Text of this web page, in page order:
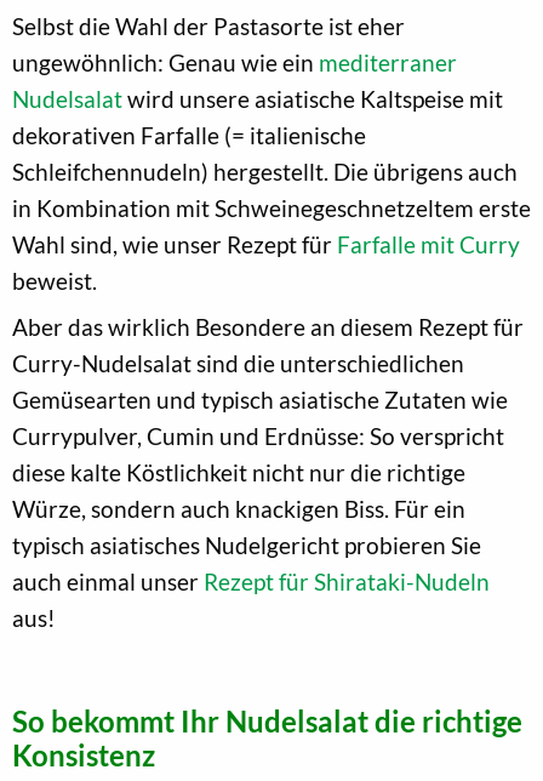
Selbst die Wahl der Pastasorte ist eher
ungewöhnlich: Genau wie ein mediterraner
Nudelsalatwird unsere asiatische Kaltspeise mit
dekorativen Farfalle (= italienische
Schleifchennudeln) hergestellt. Die übrigens auch
in Kombination mit Schweinegeschnetzeltem erste
Wahl sind, wie unser Rezept für Farfalle mit Curry
beweist.
Aber das wirklich Besondere an diesem Rezept für
Curry-Nudelsalat sind die unterschiedlichen
Gemüsearten und typisch asiatische Zutaten wie
Currypulver, Cumin und Erdnüsse: So verspricht
diese kalte Köstlichkeit nicht nur die richtige
Würze, sondern auch knackigen Biss. Für ein
typisch asiatisches Nudelgericht probieren Sie
auch einmal unser Rezept für Shirataki-Nudeln
aus!
So bekommt Ihr Nudelsalat die richtige
Konsistenz